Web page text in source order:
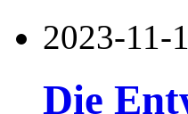
2023-11-
Die